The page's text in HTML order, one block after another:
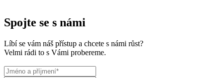
Spojte se s námi
Líbí se vám náš přístup a chcete s námi růst?
Velmi rádi to s Vámi probereme.